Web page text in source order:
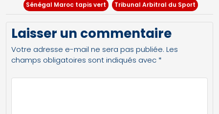
Sénégal Maroc tapis vert
Tribunal Arbitral du Sport
Laisser un commentaire
Votre adresse e-mail ne sera pas publiée. Les
champs obligatoires sont indiqués avec *